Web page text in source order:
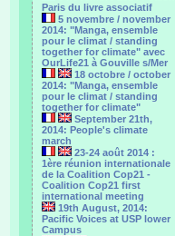
Paris du livre associatif
5 novembre / november
2014: "Manga, ensemble
pour le climat / standing
together for climate" avec
OurLife21 à Gouville s/Mer
18 octobre / october
2014: "Manga, ensemble
pour le ‎climat / standing
together for climate"
September 21th,
2014: People's climate
march
23-24 août 2014 :
1ère réunion internationale
de la Coalition Cop21 -
Coalition Cop21 first
international meeting
19th August, 2014:
Pacific Voices at USP lower
Campus